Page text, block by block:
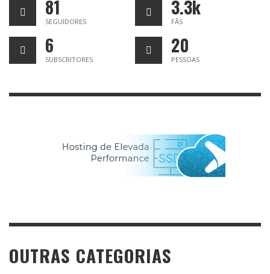
81
SEGUIDORES
3.3k
FÃS
6
SUBSCRITORES
20
PESSOAS
OUTRAS CATEGORIAS